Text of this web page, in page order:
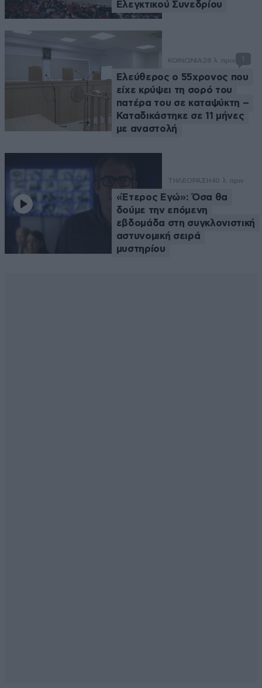
Ελεγκτικού Συνεδρίου
ΚΟΙΝΩΝΙΑ 28 λ. πριν 1
Ελεύθερος ο 55χρονος που
είχε κρύψει τη σορό του
πατέρα του σε καταψύκτη –
Καταδικάστηκε σε 11 μήνες
με αναστολή
ΤΗΛΕΟΡΑΣΗ40 λ. πριν
«Έτερος Εγώ»: Όσα θα
δούμε την επόμενη
εβδομάδα στη συγκλονιστική
αστυνομική σειρά
μυστηρίου